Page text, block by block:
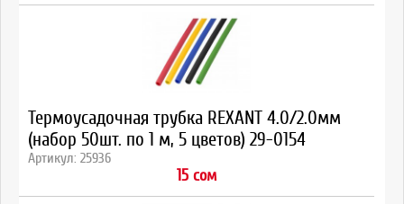
Термоусадочная трубка REXANT 4.0/2.0мм
(набор 50шт. по 1 м, 5 цветов) 29-0154
Артикул: 25936
15 сом